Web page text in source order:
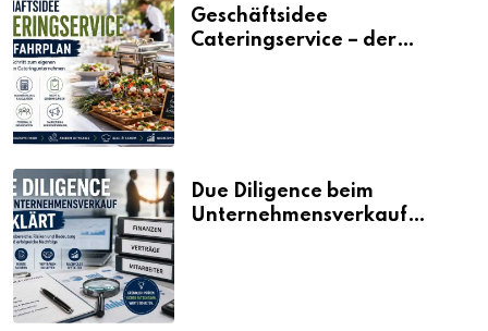
Geschäftsidee
Cateringservice – der
Due Diligence beim
Unternehmensverkauf